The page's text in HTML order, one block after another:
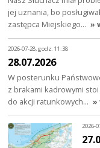
jej uznania, bo
zastępca Miejskiego… »
2026-07-28, godz. 11:38
28.07.2026
W posterunku
z brakami kadrowymi
do akcji ratunkowych… »
2026-